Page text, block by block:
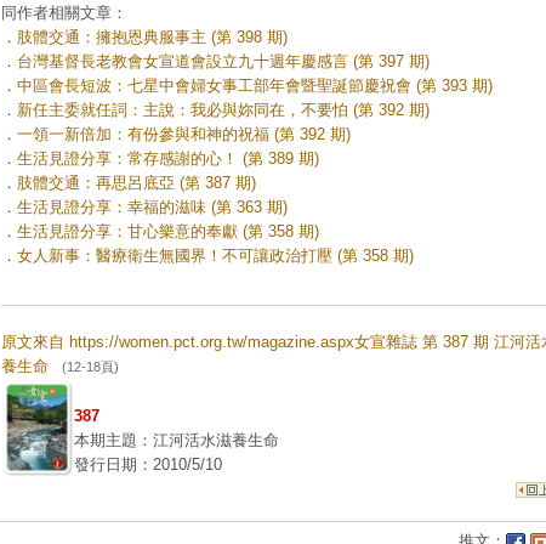
同作者相關文章：
． 肢體交通：擁抱恩典服事主 (第 398 期)
． 台灣基督長老教會女宣道會設立九十週年慶感言 (第 397 期)
． 中區會長短波：七星中會婦女事工部年會暨聖誕節慶祝會 (第 393 期)
． 新任主委就任詞：主說：我必與妳同在，不要怕 (第 392 期)
． 一領一新倍加：有份參與和神的祝福 (第 392 期)
． 生活見證分享：常存感謝的心！ (第 389 期)
． 肢體交通：再思呂底亞 (第 387 期)
． 生活見證分享：幸福的滋味 (第 363 期)
． 生活見證分享：甘心樂意的奉獻 (第 358 期)
． 女人新事：醫療衛生無國界！不可讓政治打壓 (第 358 期)
原文來自 https://women.pct.org.tw/magazine.aspx女宣雜誌 第 387 期 江河活
養生命 (12-18頁)
387
本期主題：江河活水滋養生命
發行日期：2010/5/10